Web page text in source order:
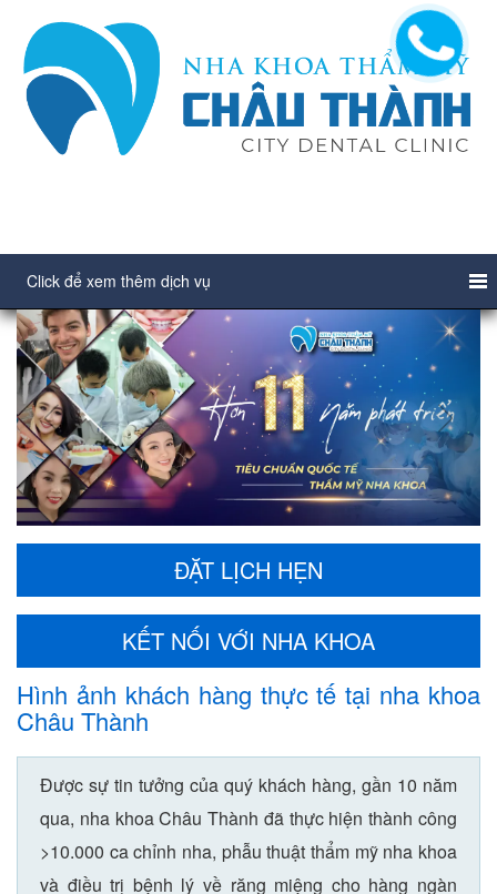
Click để xem thêm dịch vụ
ĐẶT LỊCH HẸN
KẾT NỐI VỚI NHA KHOA
Hình ảnh khách hàng thực tế tại nha khoa
Châu Thành
Được sự tin tưởng của quý khách hàng, gần 10 năm
qua, nha khoa Châu Thành đã thực hiện thành công
>10.000 ca chỉnh nha, phẫu thuật thẩm mỹ nha khoa
và điều trị bệnh lý về răng miệng cho hàng ngàn